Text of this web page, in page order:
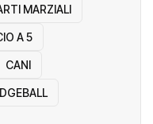
MARZIALI
A 5
CANI